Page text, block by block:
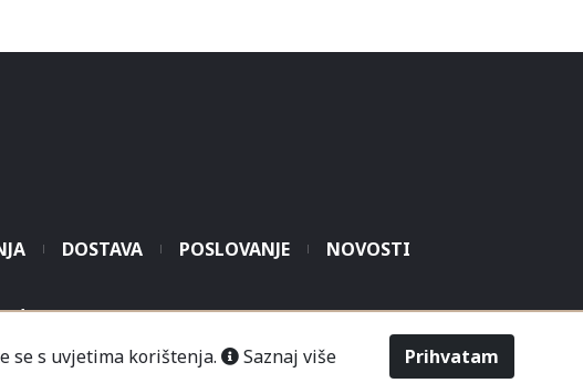
se s uvjetima korištenja. Saznaj više Prihvatam
DOSTAVA POSLOVANJE NOVOSTI
„Mališić“ Čitluk-Međugorje.